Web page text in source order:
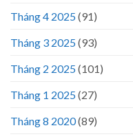
Tháng 4 2025(91)
Tháng 3 2025(93)
Tháng 2 2025(101)
Tháng 1 2025(27)
Tháng 8 2020(89)